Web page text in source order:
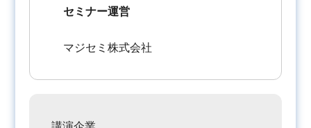
セミナー運営
マジセミ株式会社